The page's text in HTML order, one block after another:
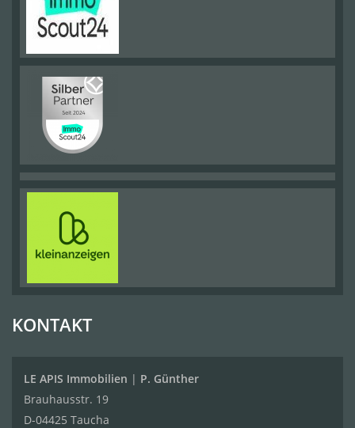
KONTAKT
LE APIS Immobilien | P. Günther
Brauhausstr. 19
D-04425 Taucha